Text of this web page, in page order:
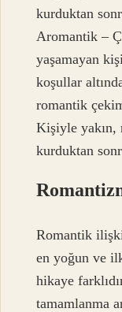
kurduktan
Aromantik –
yaşamayan
koşullar
romantik
Kişiyle yakın,
kurduktan
Romantik
en yoğun ve
hikaye
tamamlanma